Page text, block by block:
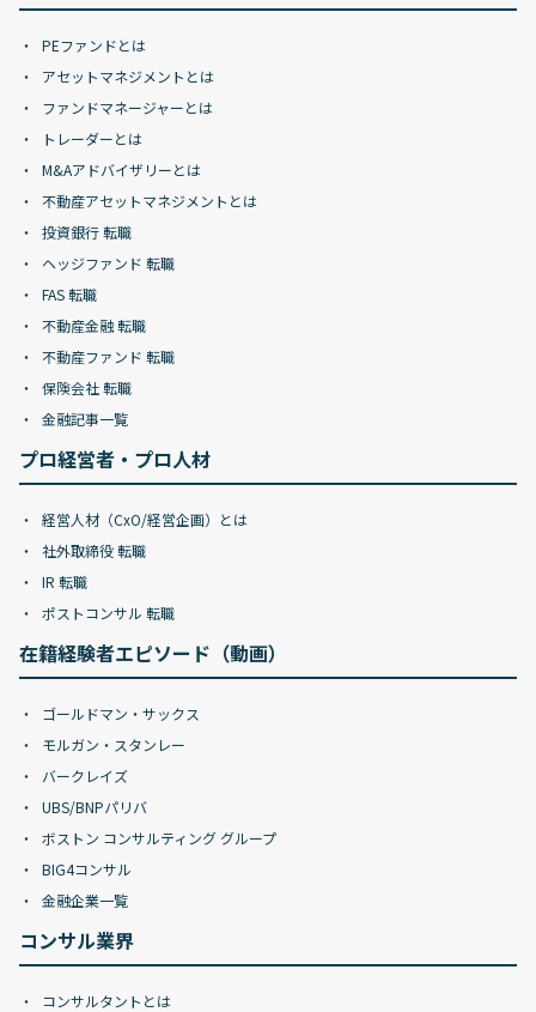
PEファンドとは
アセットマネジメントとは
ファンドマネージャーとは
トレーダーとは
M&Aアドバイザリーとは
不動産アセットマネジメントとは
投資銀行 転職
ヘッジファンド 転職
FAS 転職
不動産金融 転職
不動産ファンド 転職
保険会社 転職
金融記事一覧
プロ経営者・プロ人材
経営人材（CxO/経営企画）とは
社外取締役 転職
IR 転職
ポストコンサル 転職
在籍経験者エピソード（動画）
ゴールドマン・サックス
モルガン・スタンレー
バークレイズ
UBS/BNPパリバ
ボストン コンサルティング グループ
BIG4コンサル
金融企業一覧
コンサル業界
コンサルタントとは